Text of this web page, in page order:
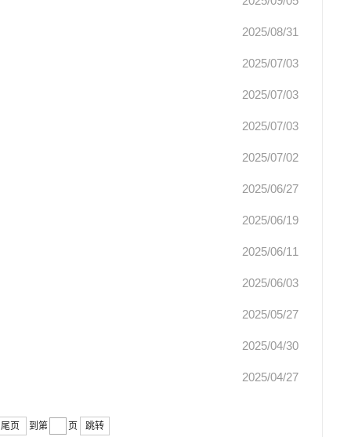
2025/08/31
2025/07/03
2025/07/03
2025/07/03
2025/07/02
2025/06/27
2025/06/19
2025/06/11
2025/06/03
2025/05/27
2025/04/30
2025/04/27
尾页 到第 页 跳转